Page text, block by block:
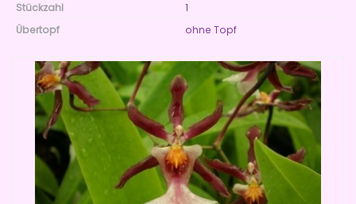
Stückzahl
1
Übertopf
ohne Topf